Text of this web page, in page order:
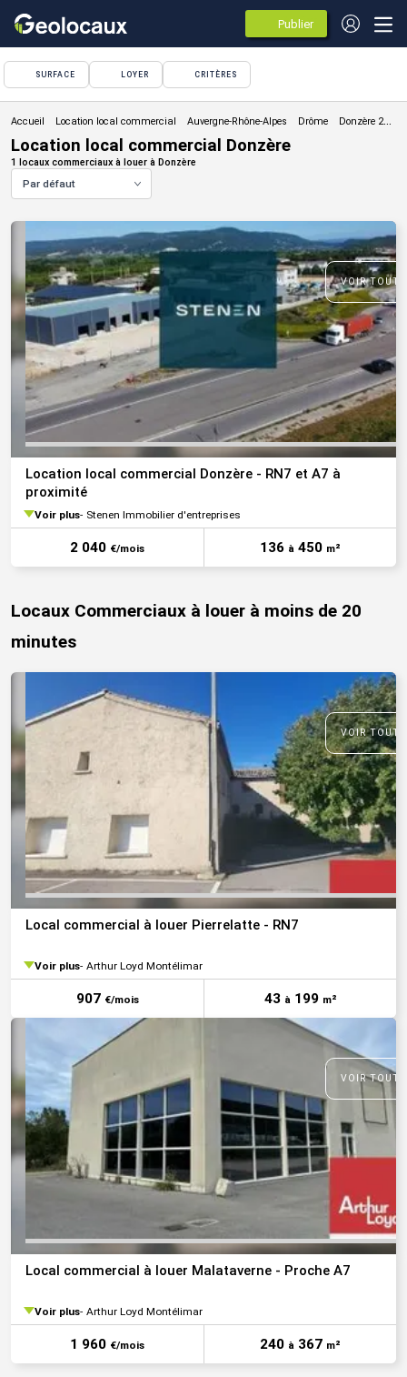
Publier
des
annonces
SURFACE LOYER CRITÈRES
Location local commercial
Location local commercial Donzère
1 locaux commerciaux à louer à Donzère
Par défaut
VOIR
Location local commercial Donzère - RN7 et A7 à
proximité
Voir plus Stenen Immobilier d'entreprises
2 040 €/mois 136 à 450 m²
Locaux Commerciaux à louer à moins de 20
minutes
VOIR
Local commercial à louer Pierrelatte - RN7
Voir plus Arthur Loyd Montélimar
907 €/mois 43 à199 m²
VOIR
Local commercial à louer Malataverne - Proche A7
Voir plus Arthur Loyd Montélimar
1 960 €/mois 240 à 367 m²